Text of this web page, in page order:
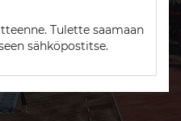
Tulette saamaan
sähköpostitse.